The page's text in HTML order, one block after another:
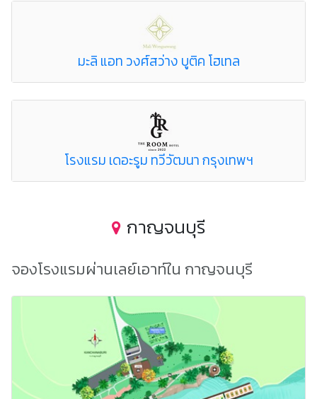
มะลิ แอท วงศ์สว่าง บูติค โฮเทล
โรงแรม เดอะรูม ทวีวัฒนา กรุงเทพฯ
กาญจนบุรี
จองโรงแรมผ่านเลย์เอาท์ใน กาญจนบุรี